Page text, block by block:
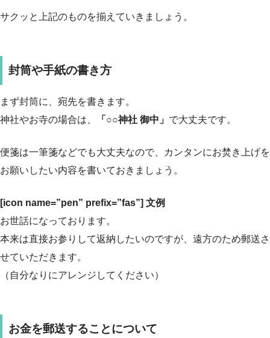
サクッと上記のものを揃えていきましょう。
封筒や手紙の書き方
まず封筒に、宛先を書きます。
神社やお寺の場合は、
「○○神社 御中」 で大丈夫です。
便箋は一筆箋などでも大丈夫なので、カンタンにお焚き上げを
お願いしたい内容を書いておきましょう。
[icon name=”pen” prefix=”fas”] 文例
お世話になっております。
本来は直接お参りして返納したいのですが、遠方のため郵送さ
せていただきます。
（自分なりにアレンジしてください）
お金を郵送することについて